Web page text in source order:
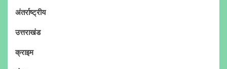
अंतर्राष्ट्रीय
उत्तराखंड
क्राइम